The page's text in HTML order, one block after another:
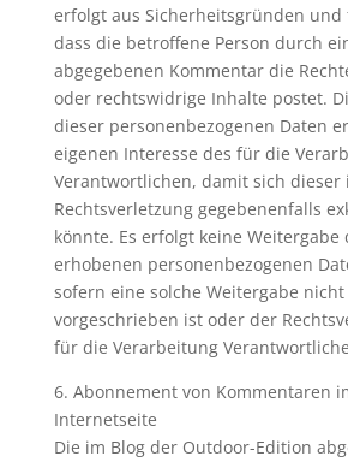
erfolgt aus Sicherheitsgründen und
dass die betroffene Person durch
abgegebenen Kommentar die
oder rechtswidrige Inhalte postet.
dieser personenbezogenen Daten
eigenen Interesse des für die
Verantwortlichen, damit sich dieser
Rechtsverletzung gegebenenfalls
könnte. Es erfolgt keine Weitergabe
erhobenen personenbezogenen
sofern eine solche Weitergabe
vorgeschrieben ist oder der
für die Verarbeitung
6. Abonnement von Kommentaren
Internetseite
Die im Blog der Outdoor-Edition